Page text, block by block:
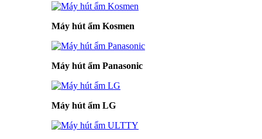
Máy hút ẩm Kosmen
Máy hút ẩm Panasonic
Máy hút ẩm LG